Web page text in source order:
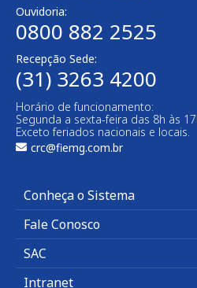
Ouvidoria:
0800 882 2525​
Recepção Sede:
(31) 3263 4200
Horário de funcionamento:
Segunda a sexta-feira das 8h às
Exceto feriados nacionais e locais.
crc@fiemg.com.br
Conheça o Sistema
Fale Conosco
SAC
Intranet